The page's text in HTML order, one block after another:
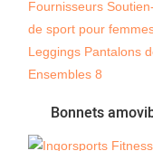
Bonnets